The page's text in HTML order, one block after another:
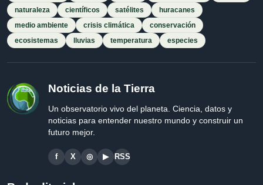
naturaleza
científicos satélites
huracanes
medio ambiente
crisis climática
conservación
ecosistemas
lluvias temperatura especies
Noticias de la Tierra
Un observatorio vivo del planeta. Ciencia, datos y
noticias para entender nuestro mundo y construir un
futuro mejor.
f X ◎ ▶ RSS